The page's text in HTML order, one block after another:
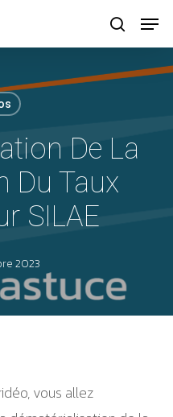
search
Menu
De La
Du Taux
SILAE
2023
vous allez